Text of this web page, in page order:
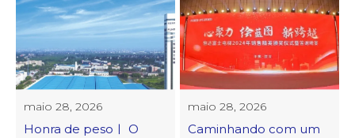
Passageiros
maio 28, 2026
Honra de pesoㅣ O
maio 28, 2026
Caminhando com um